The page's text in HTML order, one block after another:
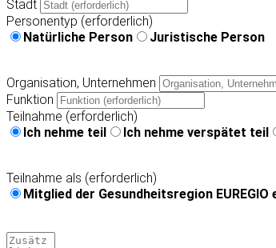
Stadt
Personentyp (erforderlich)
Natürliche Person
Juristische Person
Organisation, Unternehmen
Funktion
Teilnahme (erforderlich)
Ich nehme teil
Ich nehme verspätet teil
Teilnahme als (erforderlich)
Mitglied der Gesundheitsregion EUREGIO